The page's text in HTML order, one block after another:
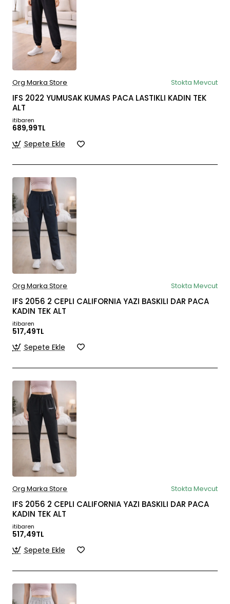
Org Marka Store Stokta Mevcut
IFS 2022 YUMUSAK KUMAS PACA LASTIKLI KADIN TEK
ALT
itibaren
689,99TL
Sepete Ekle
Org Marka Store Stokta Mevcut
IFS 2056 2 CEPLI CALIFORNIA YAZI BASKILI DAR PACA
KADIN TEK ALT
itibaren
517,49TL
Sepete Ekle
Org Marka Store Stokta Mevcut
IFS 2056 2 CEPLI CALIFORNIA YAZI BASKILI DAR PACA
KADIN TEK ALT
itibaren
517,49TL
Sepete Ekle